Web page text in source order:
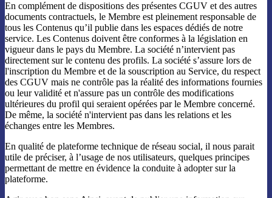
En complément de dispositions des présentes CGUV et des autres
documents contractuels, le Membre est pleinement responsable de
tous les Contenus qu’il publie dans les espaces dédiés de notre
service. Les Contenus doivent être conformes à la législation en
vigueur dans le pays du Membre. La société n’intervient pas
directement sur le contenu des profils. La société s’assure lors de
l'inscription du Membre et de la souscription au Service, du respect
des CGUV mais ne contrôle pas la réalité des informations fournies
ou leur validité et n'assure pas un contrôle des modifications
ultérieures du profil qui seraient opérées par le Membre concerné.
De même, la société n'intervient pas dans les relations et les
échanges entre les Membres.
En qualité de plateforme technique de réseau social, il nous parait
utile de préciser, à l’usage de nos utilisateurs, quelques principes
permettant de mettre en évidence la conduite à adopter sur la
plateforme.